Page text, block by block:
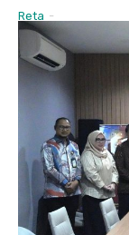
Reta -